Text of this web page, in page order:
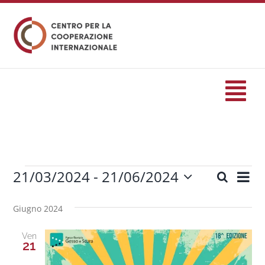
contenuto
formazione
Eventi
Servizi
Eventi
Eventi
e
viste
Cerca
Lista
21/03/2024 - 21/06/2024
la
Giugno 2024
Ven
21